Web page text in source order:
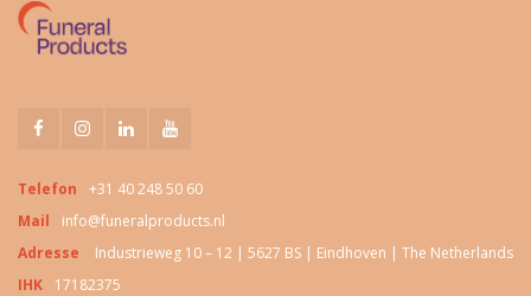
Telefon
+31 40 248 50 60
Mail
info@funeralproducts.nl
Adresse
Industrieweg 10 – 12 | 5627 BS | Eindhoven | The Netherlands
IHK
17182375